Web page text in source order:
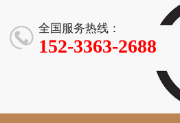
全国服务热线：
152-3363-2688